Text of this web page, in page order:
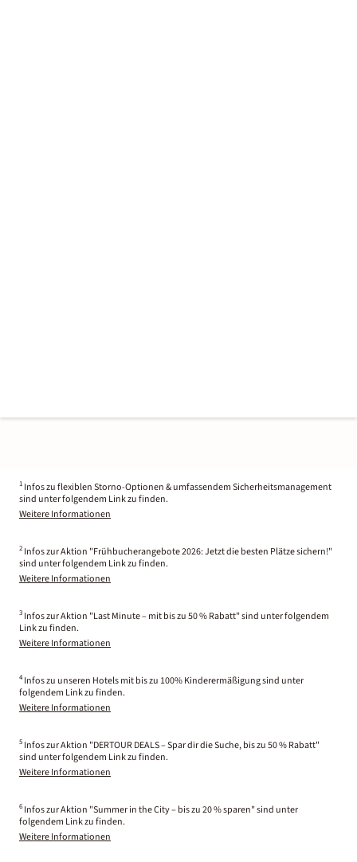
1 Infos zu flexiblen Storno-Optionen & umfassendem Sicherheitsmanagement
sind unter folgendem Link zu finden.
Weitere Informationen
2 Infos zur Aktion "Frühbucherangebote 2026: Jetzt die besten Plätze sichern!"
sind unter folgendem Link zu finden.
Weitere Informationen
3 Infos zur Aktion "Last Minute – mit bis zu 50 % Rabatt" sind unter folgendem
Link zu finden.
Weitere Informationen
4 Infos zu unseren Hotels mit bis zu 100% Kinderermäßigung sind unter
folgendem Link zu finden.
Weitere Informationen
5 Infos zur Aktion "DERTOUR DEALS – Spar dir die Suche, bis zu 50 % Rabatt"
sind unter folgendem Link zu finden.
Weitere Informationen
6 Infos zur Aktion "Summer in the City – bis zu 20 % sparen" sind unter
folgendem Link zu finden.
Weitere Informationen